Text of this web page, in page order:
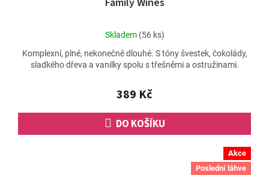
Průměrné
produktu
je
z
5
hvězdiček.
Skladem (56 ks)
389 Kč
DO KOŠÍKU
Komplexní, plné, nekonečně dlouhé. S tóny švestek, čokolády,
sladkého dřeva a vanilky spolu s třešněmi a ostružinami.
Akce
Poslední láhve